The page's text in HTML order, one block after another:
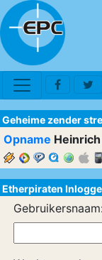
Geheime zender
Opname
Etherpiraten